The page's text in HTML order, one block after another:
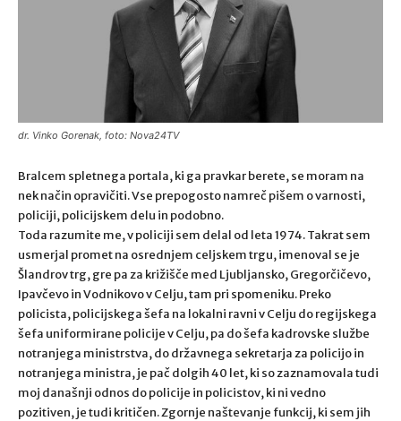
dr. Vinko Gorenak, foto: Nova24TV
Bralcem spletnega portala, ki ga pravkar berete, se moram na
nek način opravičiti. Vse prepogosto namreč pišem o varnosti,
policiji, policijskem delu in podobno.
Toda razumite me, v policiji sem delal od leta 1974. Takrat sem
usmerjal promet na osrednjem celjskem trgu, imenoval se je
Šlandrov trg, gre pa za križišče med Ljubljansko, Gregorčičevo,
Ipavčevo in Vodnikovo v Celju, tam pri spomeniku. Preko
policista, policijskega šefa na lokalni ravni v Celju do regijskega
šefa uniformirane policije v Celju, pa do šefa kadrovske službe
notranjega ministrstva, do državnega sekretarja za policijo in
notranjega ministra, je pač dolgih 40 let, ki so zaznamovala tudi
moj današnji odnos do policije in policistov, ki ni vedno
pozitiven, je tudi kritičen. Zgornje naštevanje funkcij, ki sem jih